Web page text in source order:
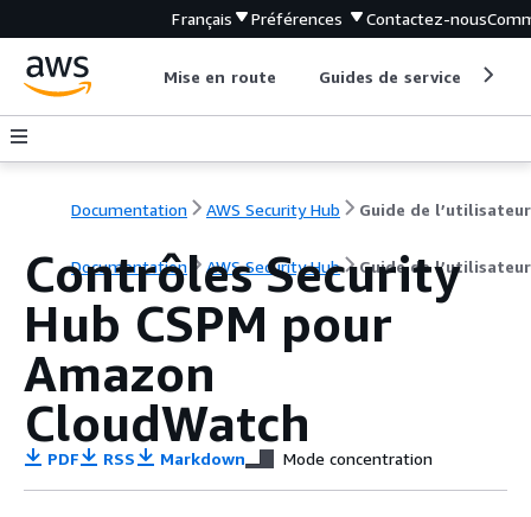
Français Préférences Contactez-nous
Mise en route Guides de service
Documentation AWS Security Hub Guide de l’utilisateur
Documentation AWS Security Hub Guide de l’utilisateur
Contrôles Security
Hub CSPM pour
Amazon
CloudWatch
PDF RSS Markdown Mode concentration